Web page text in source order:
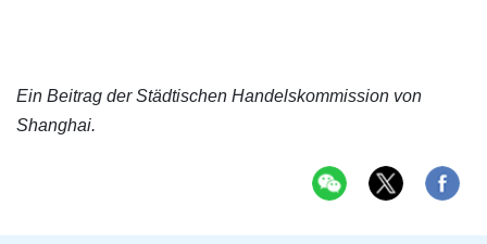
Ein Beitrag der Städtischen Handelskommission von
Shanghai.